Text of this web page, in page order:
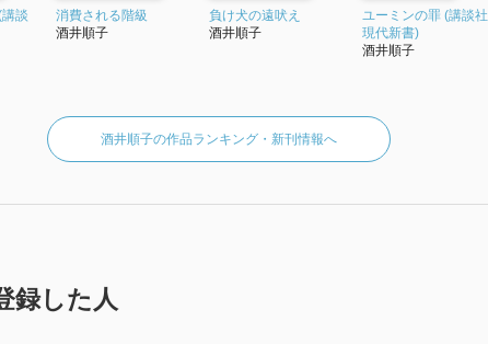
談
消費される階級
酒井順子
負け犬の遠吠え
酒井順子
ユーミンの罪 (講談社
現代新書)
酒井順子
酒井順子の作品ランキング・新刊情報へ
録した人